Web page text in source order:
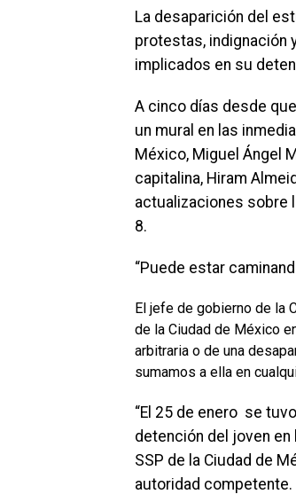
La desaparición del
protestas, indignación
implicados en su
A cinco días desde
un mural en las
México, Miguel Ángel
capitalina, Hiram
actualizaciones sobre
8.
“Puede estar
El jefe de gobierno de la
de la Ciudad de México
arbitraria o de una
sumamos a ella en
“El 25 de enero se
detención del joven en
SSP de la Ciudad de
autoridad competente.